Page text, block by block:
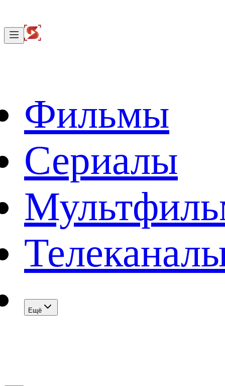
Фильмы
Сериалы
Eщё